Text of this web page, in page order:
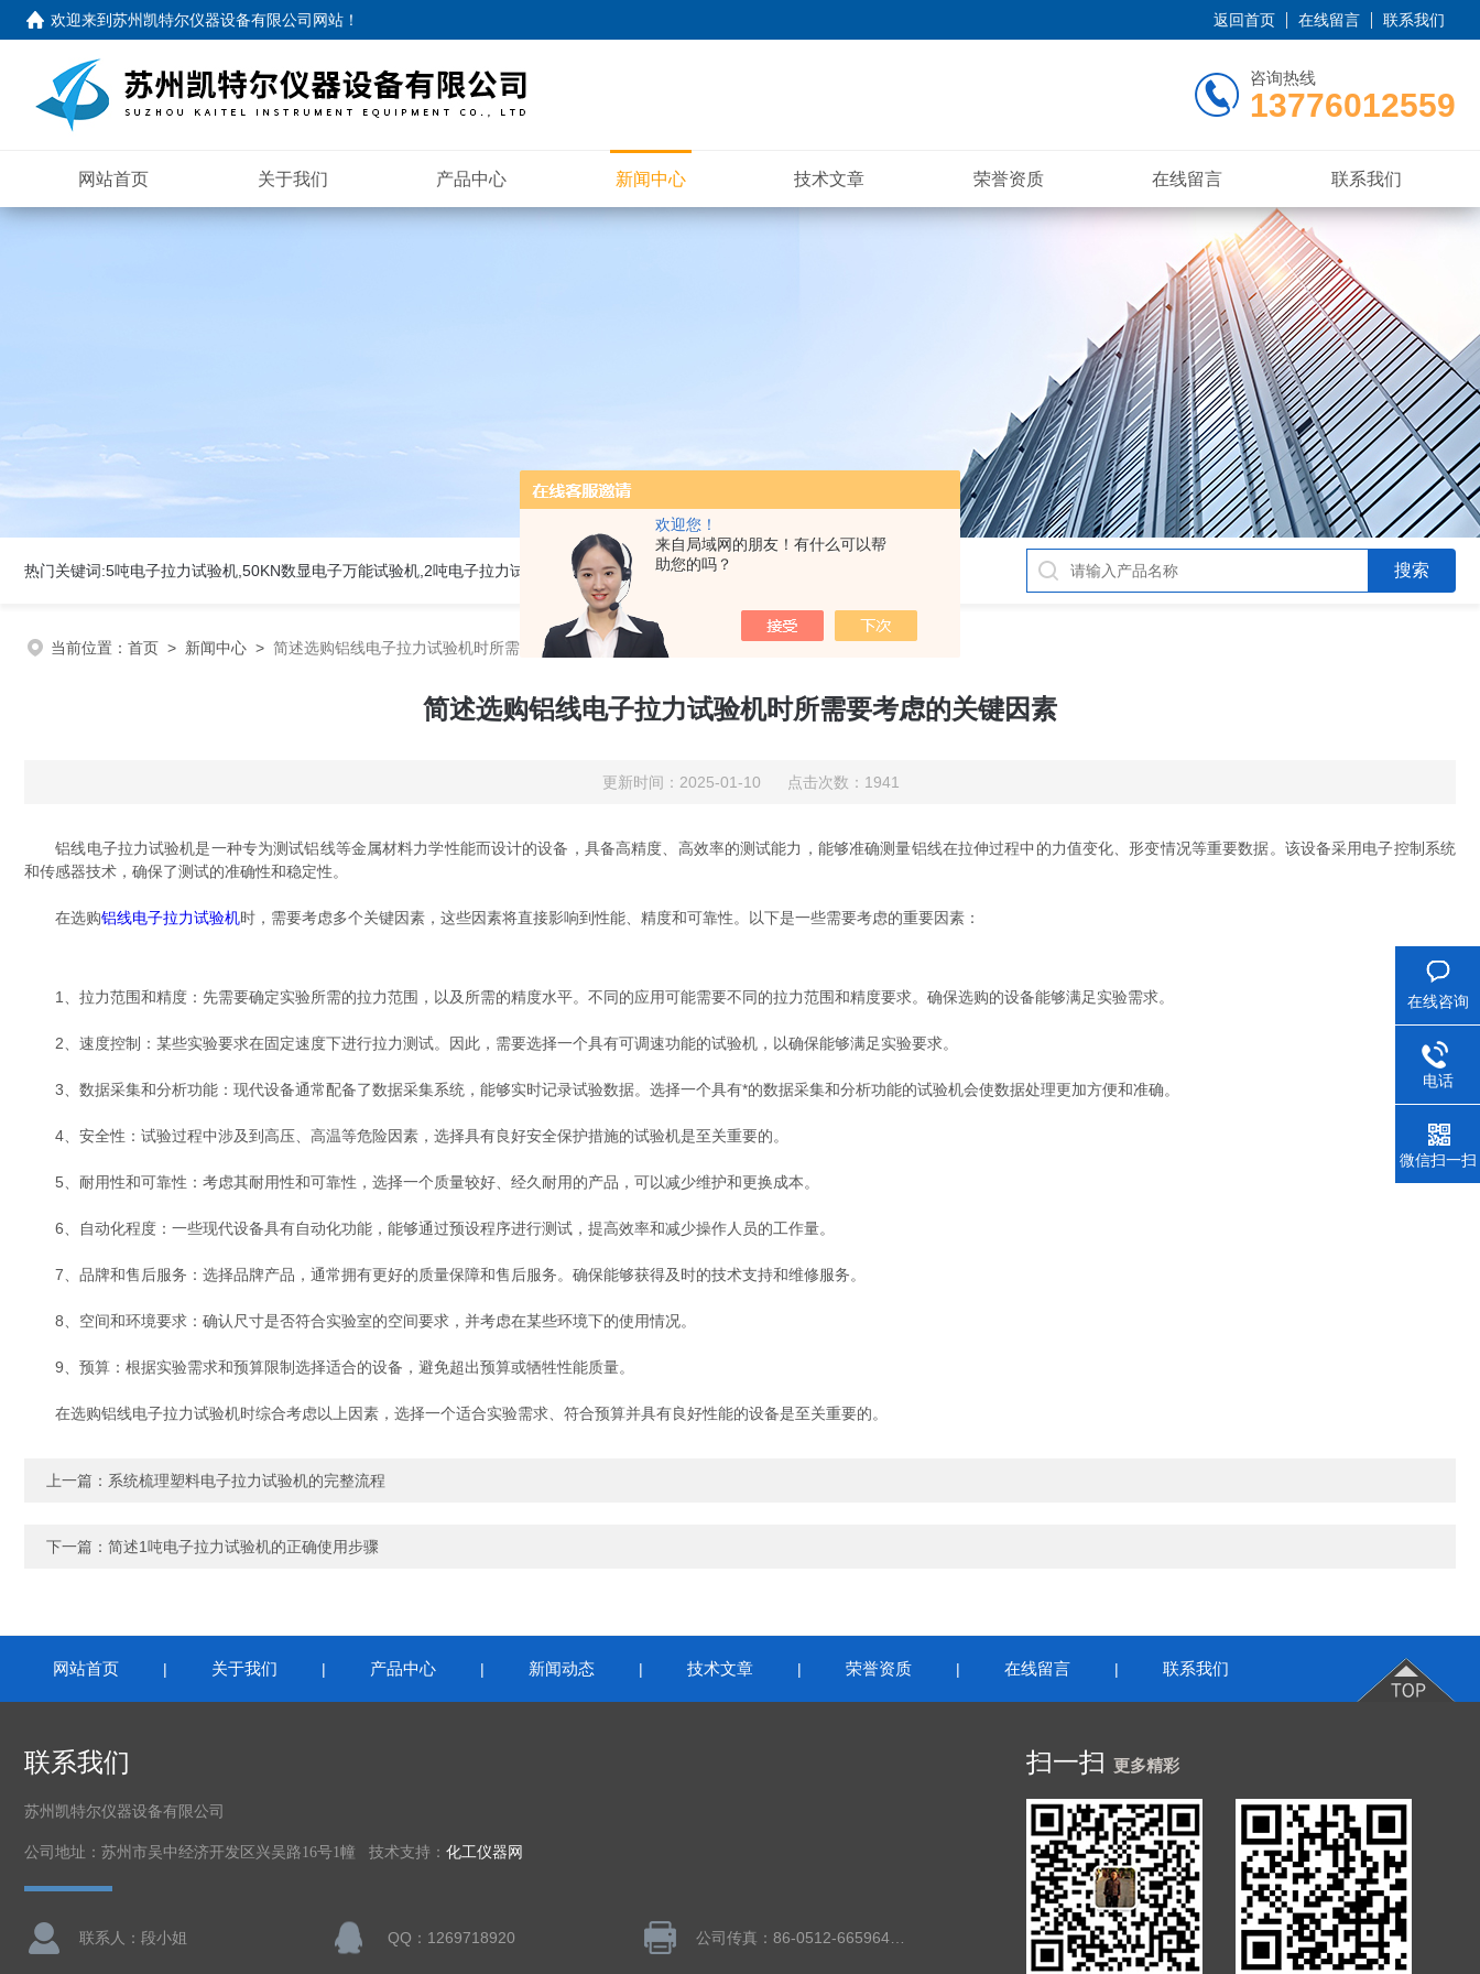
欢迎您！
来自局域网的朋友！有什么可以帮
助您的吗？
欢迎来到苏州凯特尔仪器设备有限公司网站！ 返回首页 在线留言 联系我们
咨询热线
13776012559
网站首页 关于我们 产品中心 新闻中心 技术文章 荣誉资质 在线留言 联系我们
当前位置： 首页 > 新闻中心 > 简述选购铝线电子拉力试验机时所需要考虑的关键因素
简述选购铝线电子拉力试验机时所需要考虑的关键因素
更新时间：2025-01-10 点击次数：1941
铝线电子拉力试验机是一种专为测试铝线等金属材料力学性能而设计的设备，具备高精度、高效率的测试能力，能够准确测量铝线在拉伸过程中的力值变化、形变情况等重要数据。该设备采用电子控制系统
和传感器技术，确保了测试的准确性和稳定性。
在选购铝线电子拉力试验机时，需要考虑多个关键因素，这些因素将直接影响到性能、精度和可靠性。以下是一些需要考虑的重要因素：
1、拉力范围和精度：先需要确定实验所需的拉力范围，以及所需的精度水平。不同的应用可能需要不同的拉力范围和精度要求。确保选购的设备能够满足实验需求。
2、速度控制：某些实验要求在固定速度下进行拉力测试。因此，需要选择一个具有可调速功能的试验机，以确保能够满足实验要求。
3、数据采集和分析功能：现代设备通常配备了数据采集系统，能够实时记录试验数据。选择一个具有*的数据采集和分析功能的试验机会使数据处理更加方便和准确。
4、安全性：试验过程中涉及到高压、高温等危险因素，选择具有良好安全保护措施的试验机是至关重要的。
5、耐用性和可靠性：考虑其耐用性和可靠性，选择一个质量较好、经久耐用的产品，可以减少维护和更换成本。
6、自动化程度：一些现代设备具有自动化功能，能够通过预设程序进行测试，提高效率和减少操作人员的工作量。
7、品牌和售后服务：选择品牌产品，通常拥有更好的质量保障和售后服务。确保能够获得及时的技术支持和维修服务。
8、空间和环境要求：确认尺寸是否符合实验室的空间要求，并考虑在某些环境下的使用情况。
9、预算：根据实验需求和预算限制选择适合的设备，避免超出预算或牺牲性能质量。
在选购铝线电子拉力试验机时综合考虑以上因素，选择一个适合实验需求、符合预算并具有良好性能的设备是至关重要的。
上一篇： 系统梳理塑料电子拉力试验机的完整流程
下一篇： 简述1吨电子拉力试验机的正确使用步骤
网站首页 | 关于我们 | 产品中心 | 新闻动态 | 技术文章 | 荣誉资质 | 在线留言 | 联系我们
联系我们
苏州凯特尔仪器设备有限公司
公司地址：苏州市吴中经济开发区兴吴路16号1幢 技术支持： 化工仪器网
联系人：段小姐 QQ：1269718920
扫一扫 更多精彩
在线咨询
电话
微信扫一扫